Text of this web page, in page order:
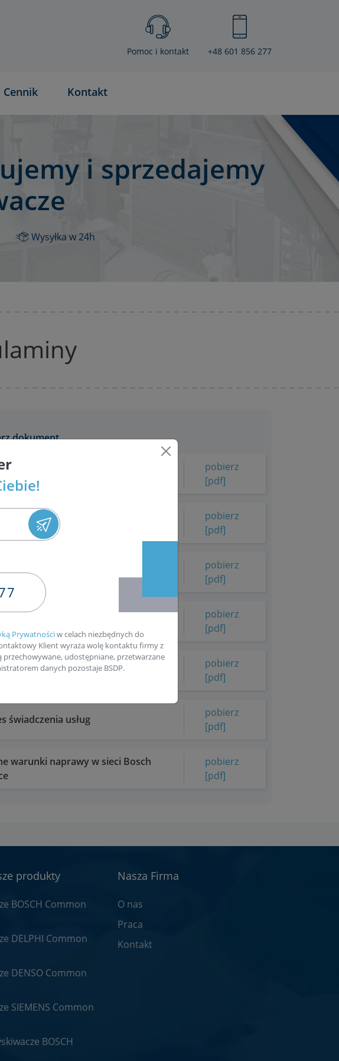
Pomoc i kontakt +48 601 856 277
Cennik Kontakt
i sprzedajemy
Wysyłka w 24h
dokument
odstąpienia od umowy zawartej
pobierz
[pdf]
rozpatrywania reklamacji z
rękojmi
pobierz
[pdf]
pobierz
[pdf]
Gwarancji w Bosch Service
Pawlik
pobierz
[pdf]
usług serwisowych
pobierz
[pdf]
świadczenia usług
pobierz
[pdf]
warunki naprawy w sieci Bosch
pobierz
[pdf]
produkty
BOSCH Common
DELPHI Common
DENSO Common
SIEMENS Common
BOSCH
Nasza Firma
O nas
Praca
Kontakt
Prywatnościw celach niezbędnych do
Klient wyraża wolę kontaktu firmy z
udostępniane, przetwarzane
danych pozostaje BSDP.